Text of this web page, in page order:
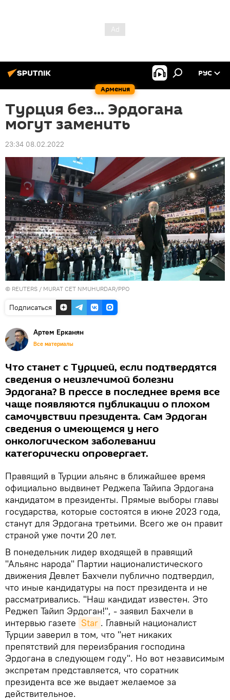
Армения
РУС
Турция без... Эрдогана
могут заменить
23:34 08.02.2022
© REUTERS / MURAT CET NMUHURDAR/PPO
Подписаться
Артем Ерканян
Все материалы
Что станет с Турцией, если подтвердятся
сведения о неизлечимой болезни
Эрдогана? В прессе в последнее время все
чаще появляются публикации о плохом
самочувствии президента. Сам Эрдоган
сведения о имеющемся у него
онкологическом заболевании
категорически опровергает.
Правящий в Турции альянс в ближайшее время
официально выдвинет Реджепа Тайипа Эрдогана
кандидатом в президенты. Прямые выборы главы
государства, которые состоятся в июне 2023 года,
станут для Эрдогана третьими. Всего же он правит
страной уже почти 20 лет.
В понедельник лидер входящей в правящий
"Альянс народа" Партии националистического
движения Девлет Бахчели публично подтвердил,
что иные кандидатуры на пост президента и не
рассматривались. "Наш кандидат известен. Это
Реджеп Тайип Эрдоган!", - заявил Бахчели в
интервью газете Star . Главный националист
Турции заверил в том, что "нет никаких
препятствий для переизбрания господина
Эрдогана в следующем году". Но вот независимым
экспретам представляется, что соратник
президента все же выдает желаемое за
действительное.